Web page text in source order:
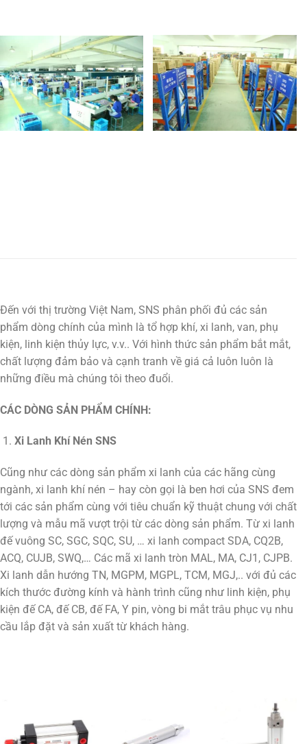
Đến với thị trường Việt Nam, SNS phân phối đủ các sản
phẩm dòng chính của mình là tổ hợp khí, xi lanh, van, phụ
kiện, linh kiện thủy lực, v.v.. Với hình thức sản phẩm bắt mắt,
chất lượng đảm bảo và cạnh tranh về giá cả luôn luôn là
những điều mà chúng tôi theo đuổi.
CÁC DÒNG SẢN PHẨM CHÍNH:
Xi Lanh Khí Nén SNS
Cũng như các dòng sản phẩm xi lanh của các hãng cùng
ngành, xi lanh khí nén – hay còn gọi là ben hơi của SNS đem
tới các sản phẩm cùng với tiêu chuẩn kỹ thuật chung với chất
lượng và mẫu mã vượt trội từ các dòng sản phẩm. Từ xi lanh
đế vuông SC, SGC, SQC, SU, … xi lanh compact SDA, CQ2B,
ACQ, CUJB, SWQ,… Các mã xi lanh tròn MAL, MA, CJ1, CJPB.
Xi lanh dẫn hướng TN, MGPM, MGPL, TCM, MGJ,.. với đủ các
kích thước đường kính và hành trình cũng như linh kiện, phụ
kiện đế CA, đế CB, đế FA, Y pin, vòng bi mắt trâu phục vụ nhu
cầu lắp đặt và sản xuất từ khách hàng.